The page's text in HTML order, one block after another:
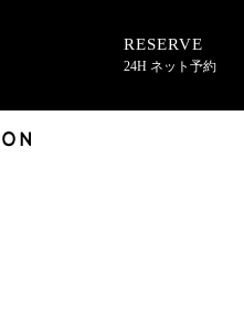
RESERVE
24H ネット予約